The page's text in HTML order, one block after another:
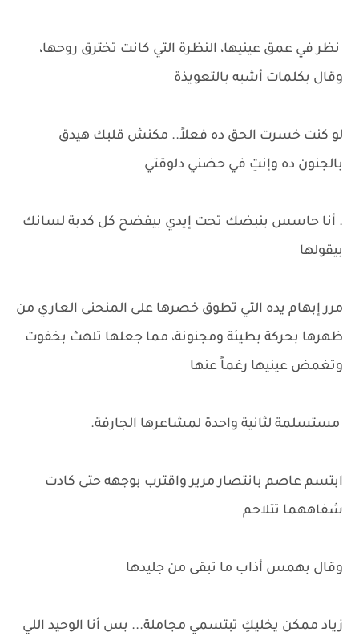
نظر في عمق عينيها، النظرة التي كانت تخترق روحها،
وقال بكلمات أشبه بالتعويذة
لو كنت خسرت الحق ده فعلاً.. مكنش قلبك هيدق
بالجنون ده وإنتِ في حضني دلوقتي
. أنا حاسس بنبضك تحت إيدي بيفضح كل كدبة لسانك
بيقولها
مرر إبهام يده التي تطوق خصرها على المنحنى العاري من
ظهرها بحركة بطيئة ومجنونة، مما جعلها تلهث بخفوت
وتغمض عينيها رغماً عنها
مستسلمة لثانية واحدة لمشاعرها الجارفة.
ابتسم عاصم بانتصار مرير واقترب بوجهه حتى كادت
شفاههما تتلاحم
وقال بهمس أذاب ما تبقى من جليدها
زياد ممكن يخليكِ تبتسمي مجاملة... بس أنا الوحيد اللي